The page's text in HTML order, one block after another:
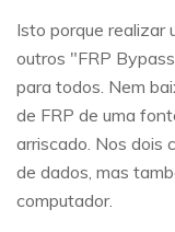
Isto porque realizar
outros "FRP
para todos. Nem
de FRP de uma
arriscado. Nos dois
de dados, mas
computador.